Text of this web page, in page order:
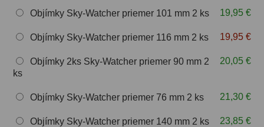
Slnečné42
CLS a UHC 14
Širokopásmové
OIII21
Hβ4
Objímky Sky-Watcher priemer 101 mm 2 ks 19,95 €
Objímky Sky-Watcher priemer 116 mm 2 ks 19,95 €
Objímky 2ks Sky-Watcher priemer 90 mm 2
ks
20,05 €
Objímky Sky-Watcher priemer 76 mm 2 ks 21,30 €
Objímky Sky-Watcher priemer 140 mm 2 ks 23,85 €